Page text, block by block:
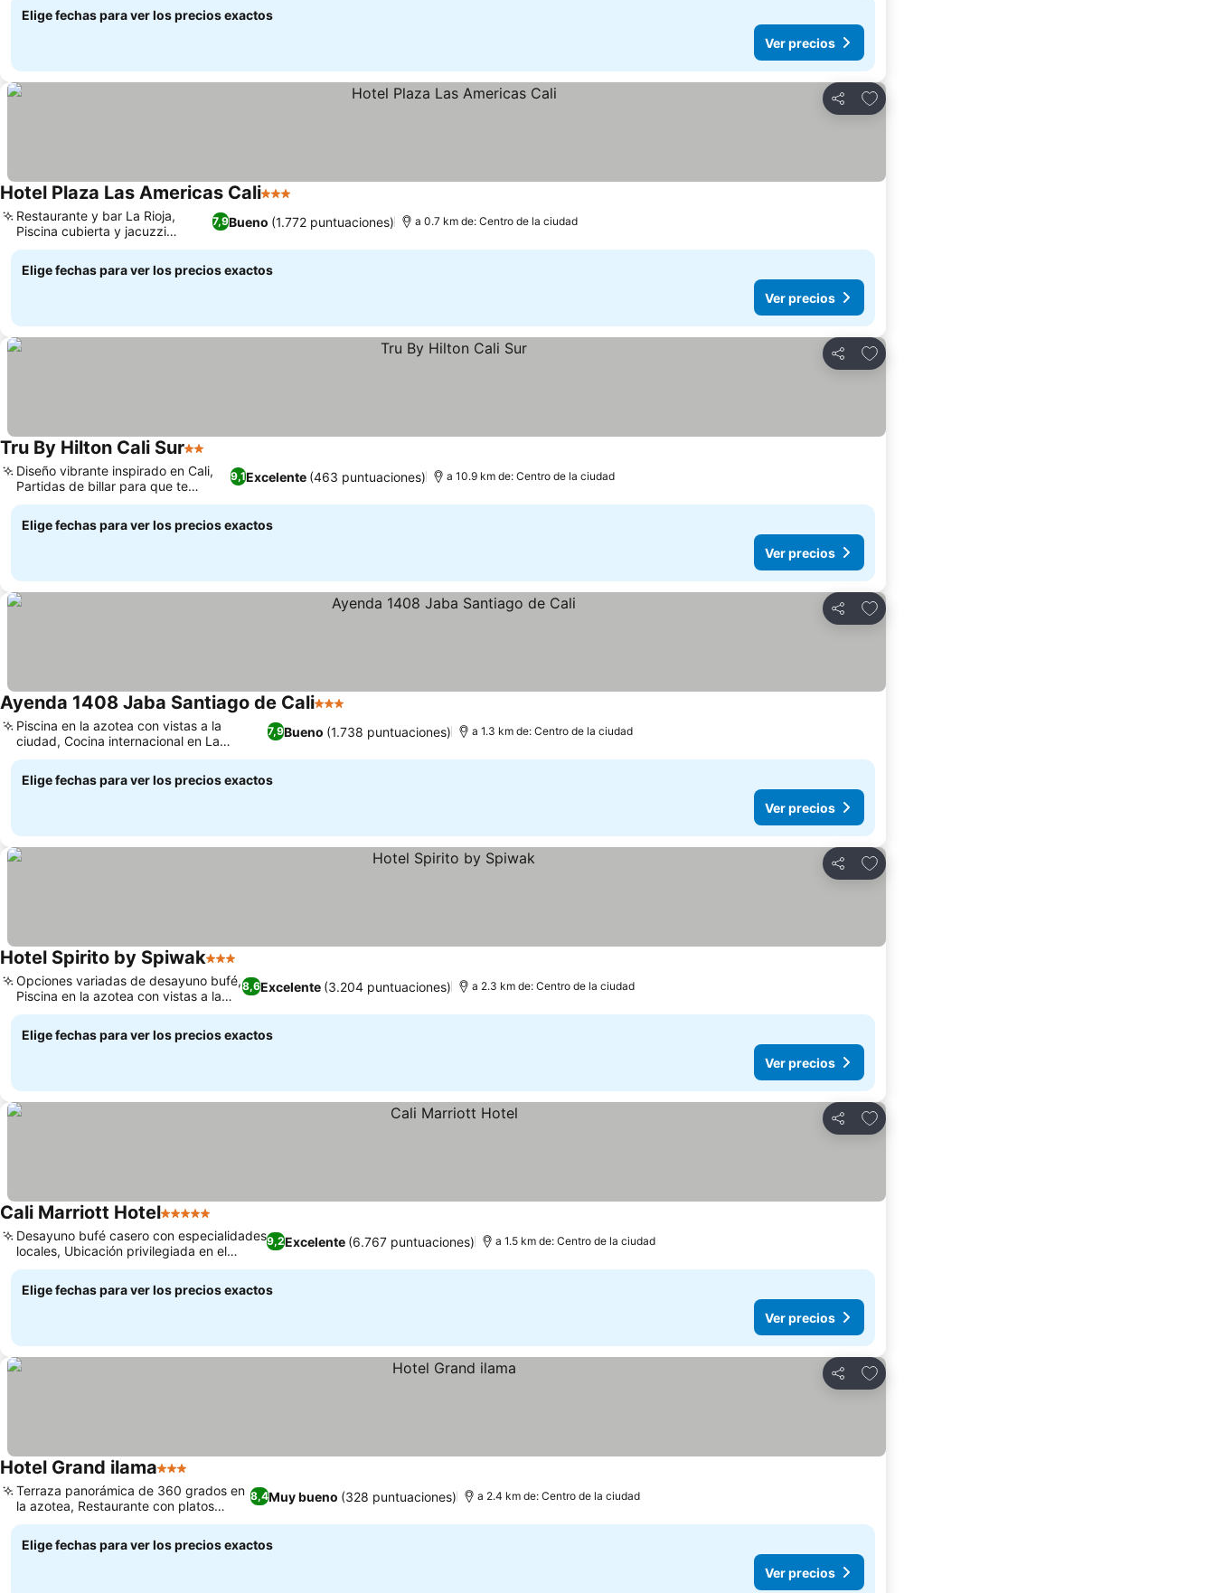
Elige fechas para ver los precios exactos
Ver precios
Compartir
Agregar a favoritos
Hotel Plaza Las Americas Cali3 Estrellas
7,9Bueno (1.772 puntuaciones)
Restaurante y bar La Rioja,
Piscina cubierta y jacuzzi
relajante
a 0.7 km de: Centro de la ciudad
Elige fechas para ver los precios exactos
Ver precios
Compartir
Agregar a favoritos
Tru By Hilton Cali Sur2 Estrellas
9,1Excelente (463 puntuaciones)
Diseño vibrante inspirado en Cali,
Partidas de billar para que te
diviertas
a 10.9 km de: Centro de la ciudad
Elige fechas para ver los precios exactos
Ver precios
Compartir
Agregar a favoritos
Ayenda 1408 Jaba Santiago de Cali3 Estrellas
7,9Bueno (1.738 puntuaciones)
Piscina en la azotea con vistas a la
ciudad, Cocina internacional en La
Terraza Restaurant
a 1.3 km de: Centro de la ciudad
Elige fechas para ver los precios exactos
Ver precios
Compartir
Agregar a favoritos
Hotel Spirito by Spiwak3 Estrellas
8,6Excelente (3.204 puntuaciones)
Opciones variadas de desayuno bufé,
Piscina en la azotea con vistas a la
ciudad
a 2.3 km de: Centro de la ciudad
Elige fechas para ver los precios exactos
Ver precios
Compartir
Agregar a favoritos
Cali Marriott Hotel5 Estrellas
9,2Excelente (6.767 puntuaciones)
Desayuno bufé casero con especialidades
locales, Ubicación privilegiada en el
sector Granada
a 1.5 km de: Centro de la ciudad
Elige fechas para ver los precios exactos
Ver precios
Compartir
Agregar a favoritos
Hotel Grand ilama3 Estrellas
8,4Muy bueno (328 puntuaciones)
Terraza panorámica de 360 grados en
la azotea, Restaurante con platos
americanos
a 2.4 km de: Centro de la ciudad
Elige fechas para ver los precios exactos
Ver precios